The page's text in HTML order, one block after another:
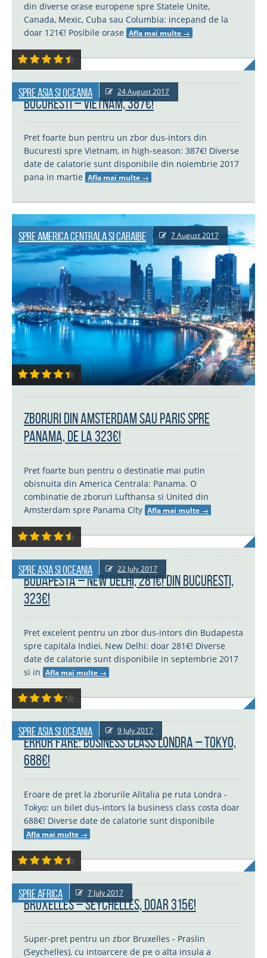
din diverse orase europene spre Statele Unite,
Canada, Mexic, Cuba sau Columbia: incepand de la
doar 121€! Posibile orase Afla mai multe →
Spre Asia si Oceania 24 August 2017
Bucuresti – Vietnam, 387€!
Pret foarte bun pentru un zbor dus-intors din
Bucuresti spre Vietnam, in high-season: 387€! Diverse
date de calatorie sunt disponibile din noiembrie 2017
pana in martie Afla mai multe →
Spre America Centrala si Caraibe 7 August 2017
Zboruri din Amsterdam sau Paris spre
Panama, de la 323€!
Pret foarte bun pentru o destinatie mai putin
obisnuita din America Centrala: Panama. O
combinatie de zboruri Lufthansa si United din
Amsterdam spre Panama City Afla mai multe →
Spre Asia si Oceania 22 July 2017
Budapesta – New Delhi, 281€! Din Bucuresti,
323€!
Pret excelent pentru un zbor dus-intors din Budapesta
spre capitala Indiei, New Delhi: doar 281€! Diverse
date de calatorie sunt disponibile in septembrie 2017
si in Afla mai multe →
Spre Asia si Oceania 9 July 2017
ERROR FARE: Business Class Londra – Tokyo,
688€!
Eroare de pret la zborurile Alitalia pe ruta Londra -
Tokyo: un bilet dus-intors la business class costa doar
688€! Diverse date de calatorie sunt disponibile
Afla mai multe →
Spre Africa 7 July 2017
Bruxelles – Seychelles, doar 315€!
Super-pret pentru un zbor Bruxelles - Praslin
(Seychelles), cu intoarcere de pe o alta insula a